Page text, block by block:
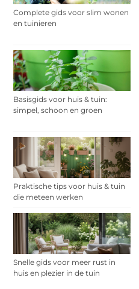
Complete gids voor slim wonen
en tuinieren
Basisgids voor huis & tuin:
simpel, schoon en groen
Praktische tips voor huis & tuin
die meteen werken
Snelle gids voor meer rust in
huis en plezier in de tuin